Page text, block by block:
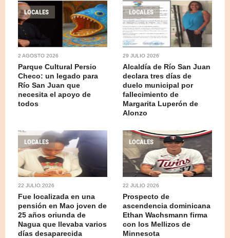
LOCALES
2 AGOSTO 2026
Parque Cultural Persio
Checo: un legado para
Río San Juan que
necesita el apoyo de
todos
LOCALES
29 JULIO 2026
Alcaldía de Río San Juan
declara tres días de
duelo municipal por
fallecimiento de
Margarita Luperón de
Alonzo
LOCALES
22 JULIO 2026
Fue localizada en una
pensión en Mao joven de
25 años oriunda de
Nagua que llevaba varios
días desaparecida
LOCALES
22 JULIO 2026
Prospecto de
ascendencia dominicana
Ethan Wachsmann firma
con los Mellizos de
Minnesota